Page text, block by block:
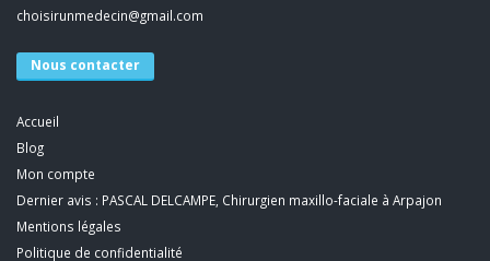
choisirunmedecin@gmail.com
Nous contacter
Accueil
Blog
Mon compte
Dernier avis : PASCAL DELCAMPE, Chirurgien maxillo-faciale à Arpajon
Mentions légales
Politique de confidentialité